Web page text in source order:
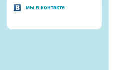
мы в контакте